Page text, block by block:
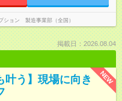
ション 製造事業部（全国）
掲載日：2026.08.04
NEW
叶う】現場に向き